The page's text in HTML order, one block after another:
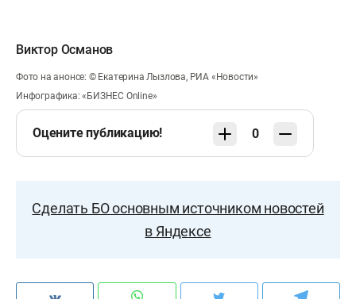
Виктор Османов
Фото на анонсе: © Екатерина Лызлова, РИА «Новости»
Инфографика: «БИЗНЕС Online»
Оцените публикацию! 0
Сделать БО основным источником новостей
в Яндексе